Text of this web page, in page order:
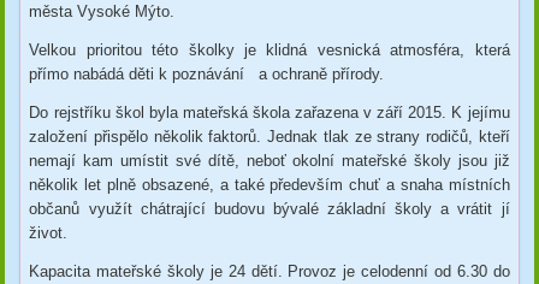
města Vysoké Mýto.
Velkou prioritou této školky je klidná vesnická atmosféra, která
přímo nabádá děti k poznávání a ochraně přírody.
Do rejstříku škol byla mateřská škola zařazena v září 2015. K jejímu
založení přispělo několik faktorů. Jednak tlak ze strany rodičů, kteří
nemají kam umístit své dítě, neboť okolní mateřské školy jsou již
několik let plně obsazené, a také především chuť a snaha místních
občanů využít chátrající budovu bývalé základní školy a vrátit jí
život.
Kapacita mateřské školy je 24 dětí. Provoz je celodenní od 6.30 do